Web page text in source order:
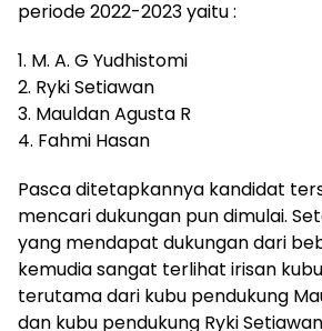
periode 2022-2023 yaitu :
1. M. A. G Yudhistomi
2. Ryki Setiawan
3. Mauldan Agusta R
4. Fahmi Hasan
Pasca ditetapkannya kandidat
mencari dukungan pun dimulai.
yang mendapat dukungan dari
kemudia sangat terlihat irisan
terutama dari kubu pendukung
dan kubu pendukung Ryki